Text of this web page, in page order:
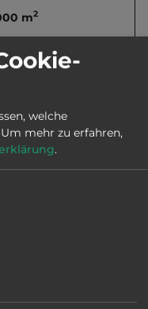
m2
1.3. bis 15.11.
388668
welche
Um mehr zu erfahren,
.